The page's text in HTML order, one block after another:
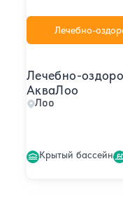
Лечебно-
АкваЛоо
Лоо
Крытый бассейн
Лечебно-